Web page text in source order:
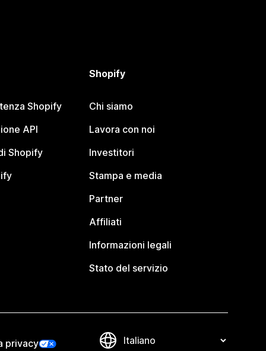
Shopify
API
Shopify
Shopify
Chi siamo
Lavora con noi
Investitori
Stampa e media
Partner
Affiliati
Informazioni legali
Stato del servizio
privacy